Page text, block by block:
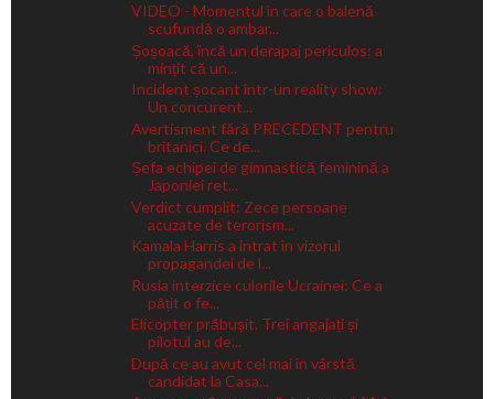
VIDEO - Momentul în care o balenă
scufundă o ambar...
Șoșoacă, încă un derapaj periculos: a
mințit că un...
Incident șocant într-un reality show:
Un concurent...
Avertisment fără PRECEDENT pentru
britanici. Ce de...
Șefa echipei de gimnastică feminină a
Japoniei ret...
Verdict cumplit: Zece persoane
acuzate de terorism...
Kamala Harris a intrat în vizorul
propagandei de l...
Rusia interzice culorile Ucrainei: Ce a
pățit o fe...
Elicopter prăbușit. Trei angajați și
pilotul au de...
După ce au avut cel mai în vârstă
candidat la Casa...